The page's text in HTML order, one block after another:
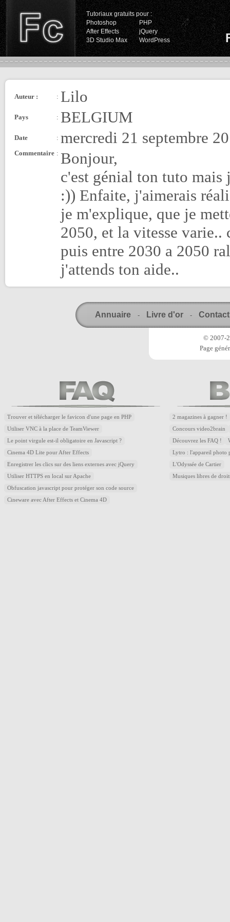
Tutoriaux gratuits pour :
Photoshop
PHP
After Effects
jQuery
3D Studio Max
WordPress
Auteur : : Lilo
Pays : BELGIUM
Date : mercredi 21 septembre
Commentaire : Bonjour,
c'est génial ton tuto mais
:)) Enfaite, j'aimerais
je m'explique, que je
2050, et la vitesse varie..
puis entre 2030 a 2050
j'attends ton aide..
Annuaire - Livre d'or - Contact
© 2007-
Page
Trouver et télécharger le favicon d'une page en PHP
Utiliser VNC à la place de TeamViewer
Le point virgule est-il obligatoire en Javascript ?
Cinema 4D Lite pour After Effects
Enregistrer les clics sur des liens externes avec jQuery
Utiliser HTTPS en local sur Apache
Obfuscation javascript pour protéger son code source
Cineware avec After Effects et Cinema 4D
2 magazines à gagner !
Concours video2brain
Découvrez les FAQ !
Lytro : l'appareil photo
L'Odyssée de Cartier
Musiques libres de